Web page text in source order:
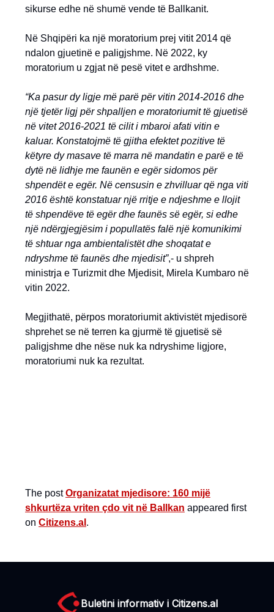
sikurse edhe në shumë vende të Ballkanit.
Në Shqipëri ka një moratorium prej vitit 2014 që
ndalon gjuetinë e paligjshme. Në 2022, ky
moratorium u zgjat në pesë vitet e ardhshme.
“Ka pasur dy ligje më parë për vitin 2014-2016 dhe
një tjetër ligj për shpalljen e moratoriumit të gjuetisë
në vitet 2016-2021 të cilit i mbaroi afati vitin e
kaluar. Konstatojmë të gjitha efektet pozitive të
këtyre dy masave të marra në mandatin e parë e të
dytë në lidhje me faunën e egër sidomos për
shpendët e egër. Në censusin e zhvilluar që nga viti
2016 është konstatuar një rritje e ndjeshme e llojit
të shpendëve të egër dhe faunës së egër, si edhe
një ndërgjegjësim i popullatës falë një komunikimi
të shtuar nga ambientalistët dhe shoqatat e
ndryshme të faunës dhe mjedisit”,- u shpreh
ministrja e Turizmit dhe Mjedisit, Mirela Kumbaro në
vitin 2022.
Megjithatë, përpos moratoriumit aktivistët mjedisorë
shprehet se në terren ka gjurmë të gjuetisë së
paligjshme dhe nëse nuk ka ndryshime ligjore,
moratoriumi nuk ka rezultat.
The postOrganizatat mjedisore: 160 mijë
shkurtëza vriten çdo vit në Ballkan appeared first
on Citizens.al .
Buletini informativ i Citizens.al